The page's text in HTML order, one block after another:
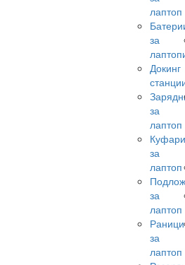
лаптоп
за
Докинг
за
лаптоп
Куфари
за
лаптоп
за
лаптоп
Раници
за
лаптоп